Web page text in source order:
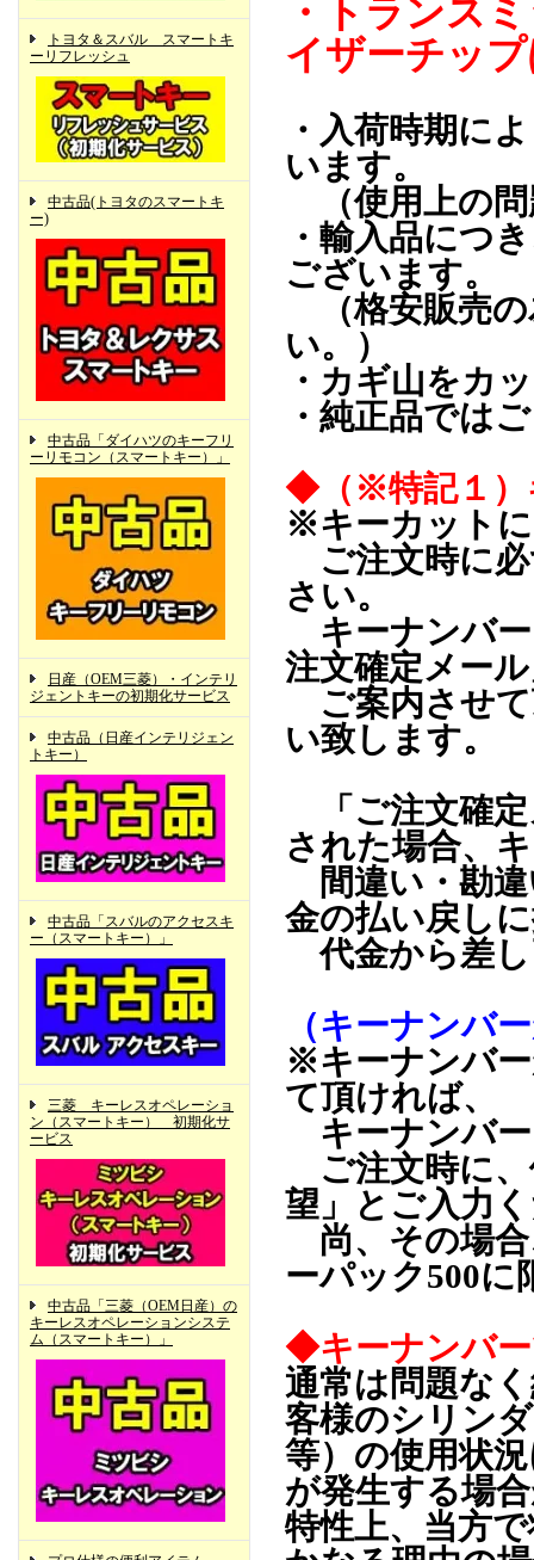
トヨタ＆スバル スマートキ
ーリフレッシュ
中古品(トヨタのスマートキ
ー)
中古品「ダイハツのキーフリ
ーリモコン（スマートキー）」
日産（OEM三菱）・インテリ
ジェントキーの初期化サービス
中古品（日産インテリジェン
トキー）
中古品「スバルのアクセスキ
ー（スマートキー）」
三菱 キーレスオペレーショ
ン（スマートキー） 初期化サ
ービス
中古品「三菱（OEM日産）の
キーレスオペレーションシステ
ム（スマートキー）」
・トランス
イザーチッ
・入荷時期に
います。
（使用上の問
・輸入品につ
ございます。
（格安販売の
い。）
・カギ山をカ
・純正品では
◆（※特記１）
※キーカット
ご注文時に必
さい。
キーナンバー
注文確定メー
ご案内させて
い致します。
「ご注文確定
された場合、
間違い・勘違
金の払い戻し
代金から差し
（キーナンバ
※キーナンバ
て頂ければ、
キーナンバー
ご注文時に、
望」とご入力
尚、その場合
ーパック500に
◆キーナンバ
通常は問題な
客様のシリン
等）の使用状
が発生する場
特性上、当方